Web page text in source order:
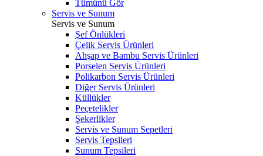
Tümünü Gör
Servis ve Sunum
Servis ve Sunum
Şef Önlükleri
Çelik Servis Ürünleri
Ahşap ve Bambu Servis Ürünleri
Porselen Servis Ürünleri
Polikarbon Servis Ürünleri
Diğer Servis Ürünleri
Küllükler
Peçetelikler
Şekerlikler
Servis ve Sunum Sepetleri
Servis Tepsileri
Sunum Tepsileri